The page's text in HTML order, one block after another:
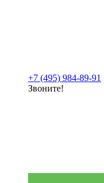
+7 (495) 984-89-91
Звоните!